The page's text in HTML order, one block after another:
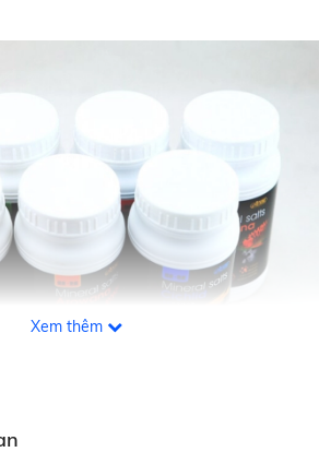
được nghiên cứu sản xuất riêng cho các
Hán, cá Ali...) với thành phần được chọn
Xem thêm